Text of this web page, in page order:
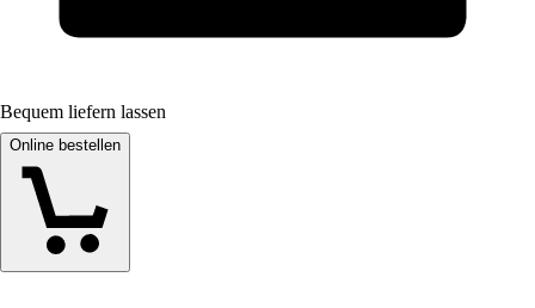
Bequem liefern lassen
Online bestellen